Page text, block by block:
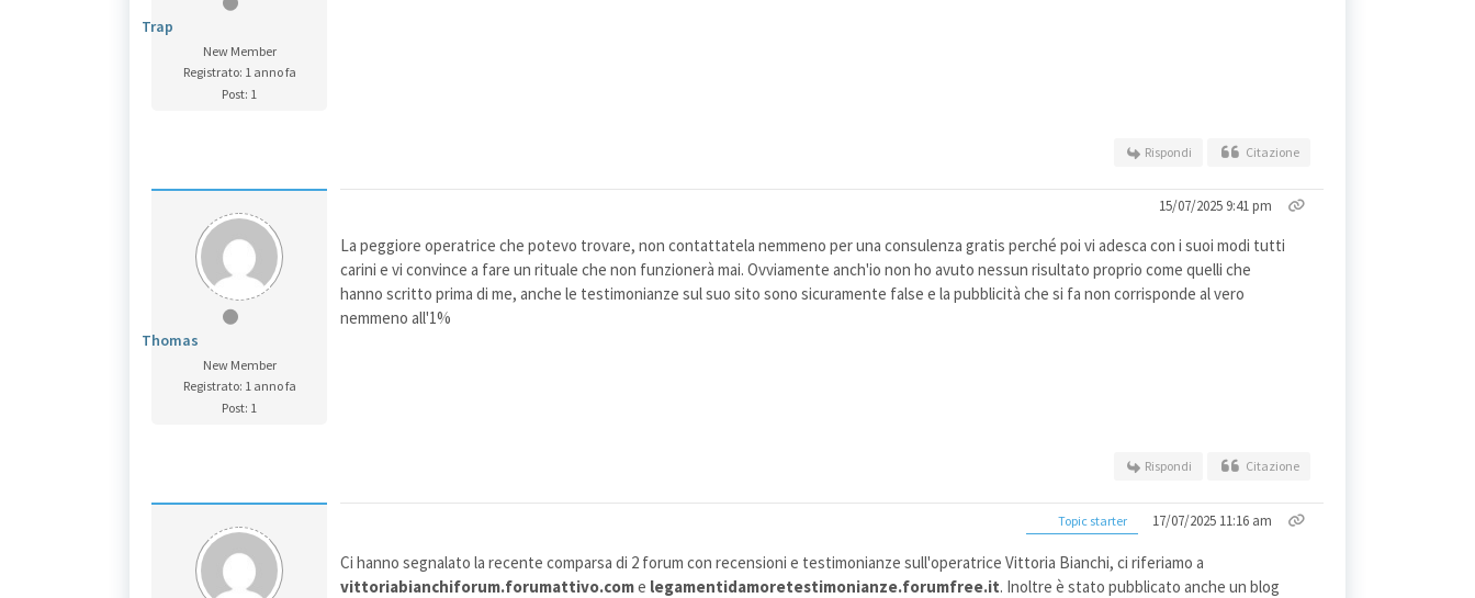
Trap
New Member
Registrato: 1 anno fa
Post: 1
Rispondi Citazione
Thomas
New Member
Registrato: 1 anno fa
Post: 1
15/07/2025 9:41 pm
La peggiore operatrice che potevo trovare, non contattatela nemmeno per una consulenza gratis perché poi vi adesca con i suoi modi tutti
carini e vi convince a fare un rituale che non funzionerà mai. Ovviamente anch'io non ho avuto nessun risultato proprio come quelli che
hanno scritto prima di me, anche le testimonianze sul suo sito sono sicuramente false e la pubblicità che si fa non corrisponde al vero
nemmeno all'1%
Rispondi Citazione
Topic starter 17/07/2025 11:16 am
Ci hanno segnalato la recente comparsa di 2 forum con recensioni e testimonianze sull'operatrice Vittoria Bianchi, ci riferiamo a
vittoriabianchiforum.forumattivo.come legamentidamoretestimonianze.forumfree.it. Inoltre è stato pubblicato anche un blog